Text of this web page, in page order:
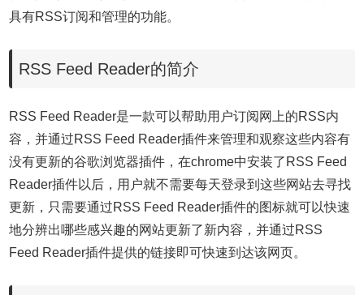
具有RSS订阅和管理的功能。
RSS Feed Reader的简介
RSS Feed Reader是一款可以帮助用户订阅网上的RSS内
容，并通过RSS Feed Reader插件来管理和观察这些内容有
没有更新的谷歌浏览器插件，在chrome中安装了RSS Feed
Reader插件以后，用户就不需要每天登录到这些网站去寻找
更新，只需要通过RSS Feed Reader插件的图标就可以快速
地分辨出哪些感兴趣的网站更新了新内容，并通过RSS
Feed Reader插件提供的链接即可快速到达该网页。